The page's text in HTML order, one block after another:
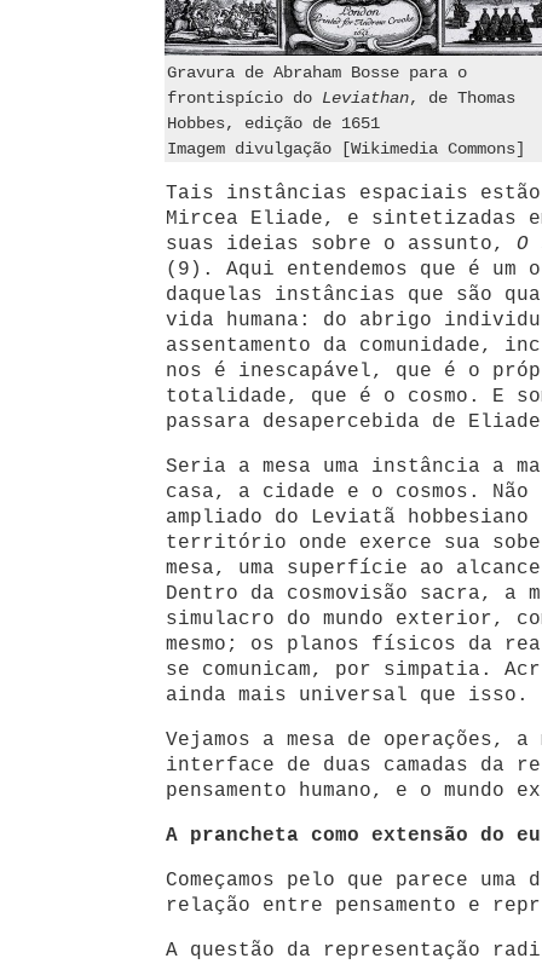
Gravura de Abraham Bosse para o
frontispício do Leviathan, de Thomas
Hobbes, edição de 1651
Imagem divulgação [Wikimedia Commons]
Tais instâncias espaciais estão
Mircea Eliade, e sintetizadas
suas ideias sobre o assunto, O
(9). Aqui entendemos que é um
daquelas instâncias que são
vida humana: do abrigo
assentamento da comunidade,
nos é inescapável, que é o
totalidade, que é o cosmo. E
passara desapercebida de
Seria a mesa uma instância a
casa, a cidade e o cosmos. Não
ampliado do Leviatã
território onde exerce sua
mesa, uma superfície ao
Dentro da cosmovisão sacra, a
simulacro do mundo exterior,
mesmo; os planos físicos da
se comunicam, por simpatia.
ainda mais universal que isso.
Vejamos a mesa de operações, a
interface de duas camadas da
pensamento humano, e o mundo
A prancheta como extensão do eu
Começamos pelo que parece
relação entre pensamento e
A questão da representação